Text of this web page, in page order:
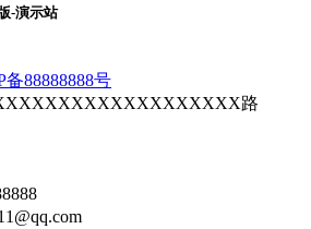
-演示站
备88888888号
路